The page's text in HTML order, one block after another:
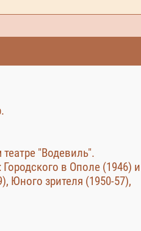
"Водевиль".
в Ополе (1946) и
Юного зрителя (1950-57),